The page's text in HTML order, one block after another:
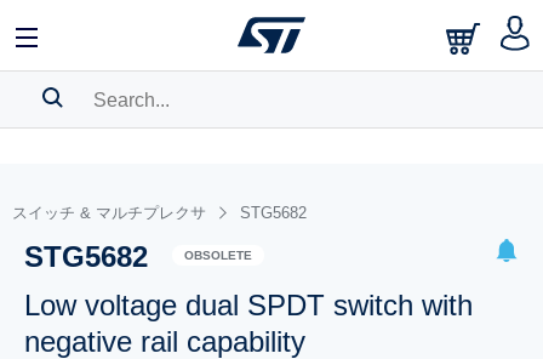
BOOKMARK
Pleaselog into show your saved searches.
スイッチ & マルチプレクサ STG5682
STG5682 OBSOLETE
Low voltage dual SPDT switch with
negative rail capability